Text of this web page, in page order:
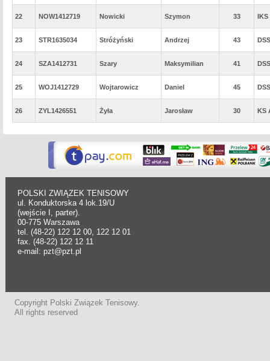
22 NOW1412719 Nowicki Szymon 33 IKS
23 STR1635034 Stróżyński Andrzej 43
24 SZA1412731 Szary Maksymilian 41
25 WOJ1412729 Wojtarowicz Daniel 45
26 ZYL1426551 Żyła Jarosław 30 KS
POLSKI ZWIĄZEK TENISOWY
ul. Konduktorska 4 lok.19/U
(wejście I, parter).
00-775 Warszawa
tel. (48-22) 122 12 00, 122 12 01
fax. (48-22) 122 12 11
e-mail: pzt@pzt.pl
Copyright Polski Związek Tenisowy.
All rights reserved